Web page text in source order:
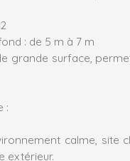
: de 5 m à 7 m
grande surface,
:
calme, site
extérieur.